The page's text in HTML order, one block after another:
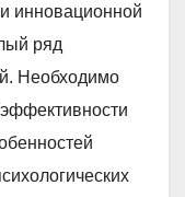
инновационной
ряд
Необходимо